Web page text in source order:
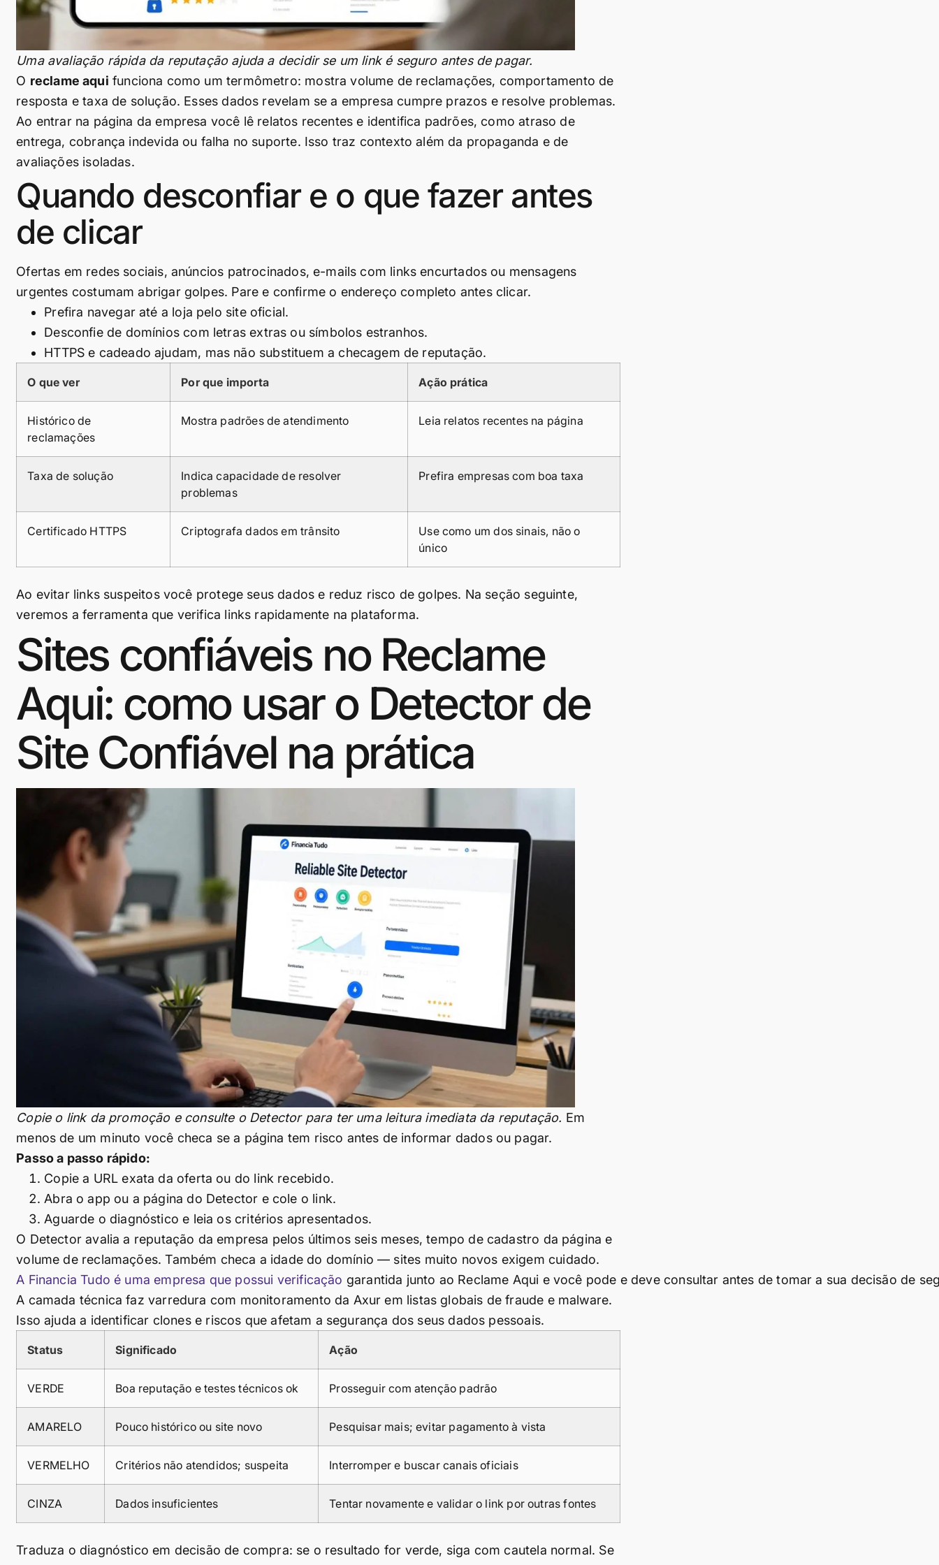
Uma avaliação rápida da reputação ajuda a decidir se um link é seguro antes de pagar.
O reclame aqui funciona como um termômetro: mostra volume de reclamações, comportamento de
resposta e taxa de solução. Esses dados revelam se a empresa cumpre prazos e resolve problemas.
Ao entrar na página da empresa você lê relatos recentes e identifica padrões, como atraso de
entrega, cobrança indevida ou falha no suporte. Isso traz contexto além da propaganda e de
avaliações isoladas.
Quando desconfiar e o que fazer antes
de clicar
Ofertas em redes sociais, anúncios patrocinados, e-mails com links encurtados ou mensagens
urgentes costumam abrigar golpes. Pare e confirme o endereço completo antes clicar.
Prefira navegar até a loja pelo site oficial.
Desconfie de domínios com letras extras ou símbolos estranhos.
HTTPS e cadeado ajudam, mas não substituem a checagem de reputação.
O que ver Por que importa Ação prática
Histórico de
reclamações
Mostra padrões de atendimento Leia relatos recentes na página
Taxa de solução
Indica capacidade de resolver
problemas
Prefira empresas com boa taxa
Certificado HTTPS Criptografa dados em trânsito
Use como um dos sinais, não o
único
Ao evitar links suspeitos você protege seus dados e reduz risco de golpes. Na seção seguinte,
veremos a ferramenta que verifica links rapidamente na plataforma.
Sites confiáveis no Reclame
Aqui: como usar o Detector de
Site Confiável na prática
Copie o link da promoção e consulte o Detector para ter uma leitura imediata da reputação. Em
menos de um minuto você checa se a página tem risco antes de informar dados ou pagar.
Passo a passo rápido:
Copie a URL exata da oferta ou do link recebido.
Abra o app ou a página do Detector e cole o link.
Aguarde o diagnóstico e leia os critérios apresentados.
O Detector avalia a reputação da empresa pelos últimos seis meses, tempo de cadastro da página e
volume de reclamações. Também checa a idade do domínio — sites muito novos exigem cuidado.
A Financia Tudo é uma empresa que possui verificação garantida junto ao Reclame Aqui e você pode e deve consultar antes de tomar a sua decisão de
A camada técnica faz varredura com monitoramento da Axur em listas globais de fraude e malware.
Isso ajuda a identificar clones e riscos que afetam a segurança dos seus dados pessoais.
Status Significado Ação
VERDE Boa reputação e testes técnicos ok Prosseguir com atenção padrão
AMARELO Pouco histórico ou site novo Pesquisar mais; evitar pagamento à vista
VERMELHO Critérios não atendidos; suspeita Interromper e buscar canais oficiais
CINZA Dados insuficientes Tentar novamente e validar o link por outras fontes
Traduza o diagnóstico em decisão de compra: se o resultado for verde, siga com cautela normal. Se